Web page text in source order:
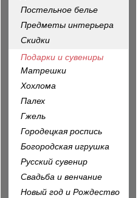
Постельное белье
Предметы интерьера
Скидки
Подарки и сувениры
Матрешки
Хохлома
Палех
Гжель
Городецкая роспись
Богородская игрушка
Русский сувенир
Свадьба и венчание
Новый год и Рождество